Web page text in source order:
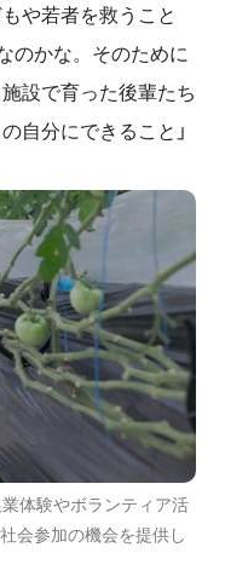
や若者を救うこと
のかな。そのために
設で育った後輩たち
自分にできること」
業体験やボランティア活
会参加の機会を提供し